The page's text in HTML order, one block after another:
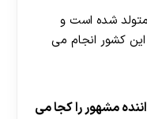
متولد شده است و
کشور انجام می
مشهور را کجا می